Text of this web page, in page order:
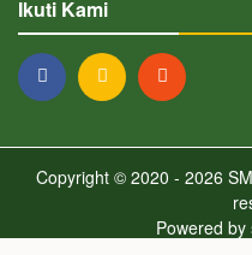
Ikuti Kami
Copyright © 2020 - 2026
Powered by